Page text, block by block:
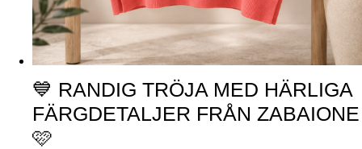
💙 RANDIG TRÖJA MED HÄRLIGA
FÄRGDETALJER FRÅN ZABAIONE
🩷